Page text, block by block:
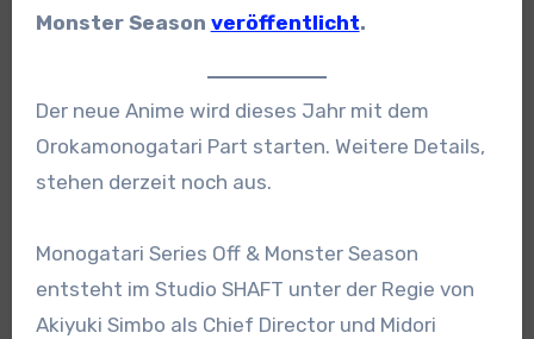
Monster Season veröffentlicht.
Der neue Anime wird dieses Jahr mit dem
Orokamonogatari Part starten. Weitere Details,
stehen derzeit noch aus.
Monogatari Series Off & Monster Season
entsteht im Studio SHAFT unter der Regie von
Akiyuki Simbo als Chief Director und Midori